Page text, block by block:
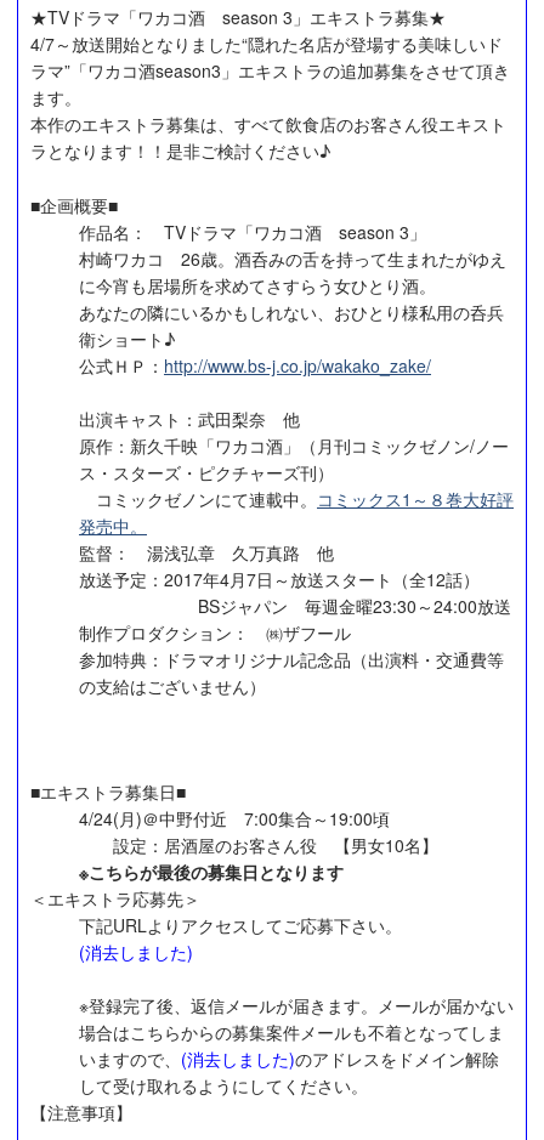
★TVドラマ「ワカコ酒 season 3」エキストラ募集★
4/7～放送開始となりました“隠れた名店が登場する美味しいド
ラマ”「ワカコ酒season3」エキストラの追加募集をさせて頂き
ます。
本作のエキストラ募集は、すべて飲食店のお客さん役エキスト
ラとなります！！是非ご検討ください♪
■企画概要■
作品名： TVドラマ「ワカコ酒 season 3」
村崎ワカコ 26歳。酒呑みの舌を持って生まれたがゆえ
に今宵も居場所を求めてさすらう女ひとり酒。
あなたの隣にいるかもしれない、おひとり様私用の呑兵
衛ショート♪
公式ＨＰ： http://www.bs-j.co.jp/wakako_zake/
出演キャスト：武田梨奈 他
原作：新久千映「ワカコ酒」（月刊コミックゼノン/ノー
ス・スターズ・ピクチャーズ刊）
コミックゼノンにて連載中。 コミックス1～８巻大好評
発売中。
監督： 湯浅弘章 久万真路 他
放送予定：2017年4月7日～放送スタート（全12話）
BSジャパン 毎週金曜23:30～24:00放送
制作プロダクション： ㈱ザフール
参加特典：ドラマオリジナル記念品（出演料・交通費等
の支給はございません）
■エキストラ募集日■
4/24(月)＠中野付近 7:00集合～19:00頃
設定：居酒屋のお客さん役 【男女10名】
※こちらが最後の募集日となります
＜エキストラ応募先＞
下記URLよりアクセスしてご応募下さい。
(消去しました)
※登録完了後、返信メールが届きます。メールが届かない
場合はこちらからの募集案件メールも不着となってしま
いますので、 (消去しました)のアドレスをドメイン解除
して受け取れるようにしてください。
【注意事項】